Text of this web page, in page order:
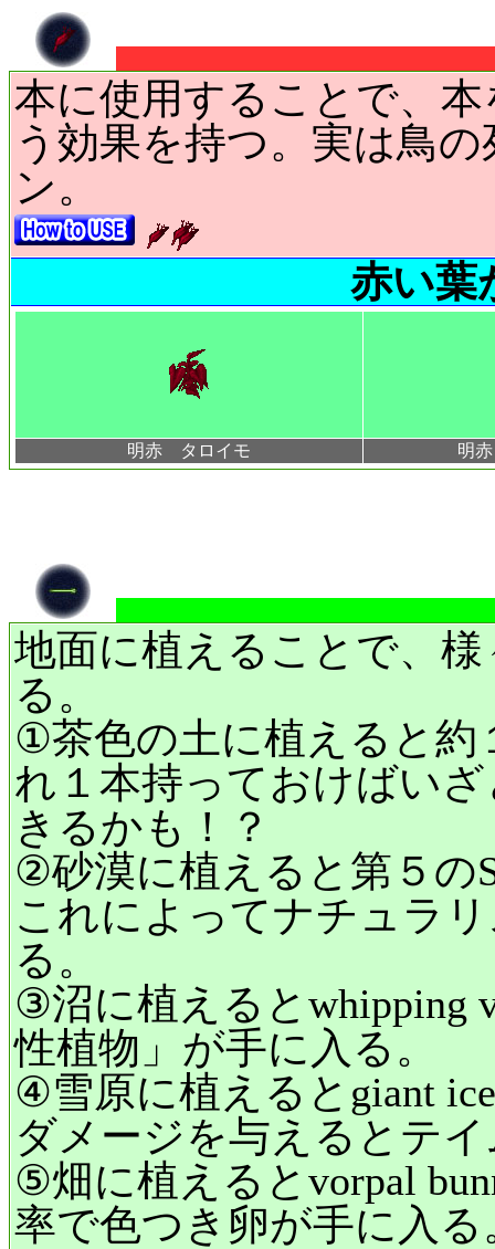
本に使用することで、
う効果を持つ。実は鳥
ン。
赤い葉
明赤 タロイモ 明
地面に植えることで、
る。
①茶色の土に植えると約
れ１本持っておけばい
きるかも！？
②砂漠に植えると第５の
これによってナチュラ
る。
③沼に植えるとwhipping
性植物」が手に入る。
④雪原に植えるとgiant
ダメージを与えるとテ
⑤畑に植えるとvorpal
率で色つき卵が手に入る